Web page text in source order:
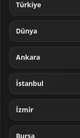
Türkiye
Dünya
Ankara
İstanbul
İzmir